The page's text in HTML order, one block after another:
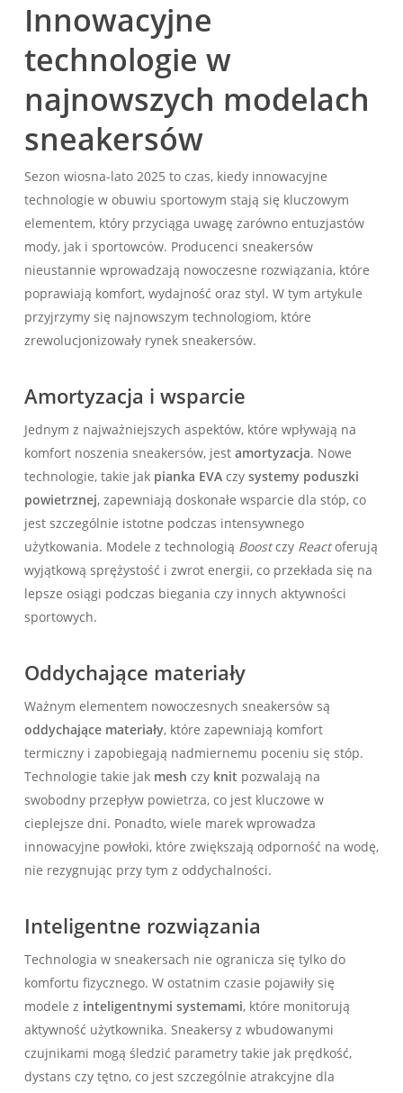
Innowacyjne
technologie w
najnowszych modelach
sneakersów
Sezon wiosna-lato 2025 to czas, kiedy innowacyjne
technologie w obuwiu sportowym stają się kluczowym
elementem, który przyciąga uwagę zarówno entuzjastów
mody, jak i sportowców. Producenci sneakersów
nieustannie wprowadzają nowoczesne rozwiązania, które
poprawiają komfort, wydajność oraz styl. W tym artykule
przyjrzymy się najnowszym technologiom, które
zrewolucjonizowały rynek sneakersów.
Amortyzacja i wsparcie
Jednym z najważniejszych aspektów, które wpływają na
komfort noszenia sneakersów, jest amortyzacja. Nowe
technologie, takie jak pianka EVAczy systemy poduszki
powietrznej, zapewniają doskonałe wsparcie dla stóp, co
jest szczególnie istotne podczas intensywnego
użytkowania. Modele z technologią Boostczy Reactoferują
wyjątkową sprężystość i zwrot energii, co przekłada się na
lepsze osiągi podczas biegania czy innych aktywności
sportowych.
Oddychające materiały
Ważnym elementem nowoczesnych sneakersów są
oddychające materiały, które zapewniają komfort
termiczny i zapobiegają nadmiernemu poceniu się stóp.
Technologie takie jak mesh czy knit pozwalają na
swobodny przepływ powietrza, co jest kluczowe w
cieplejsze dni. Ponadto, wiele marek wprowadza
innowacyjne powłoki, które zwiększają odporność na wodę,
nie rezygnując przy tym z oddychalności.
Inteligentne rozwiązania
Technologia w sneakersach nie ogranicza się tylko do
komfortu fizycznego. W ostatnim czasie pojawiły się
modele z inteligentnymi systemami, które monitorują
aktywność użytkownika. Sneakersy z wbudowanymi
czujnikami mogą śledzić parametry takie jak prędkość,
dystans czy tętno, co jest szczególnie atrakcyjne dla